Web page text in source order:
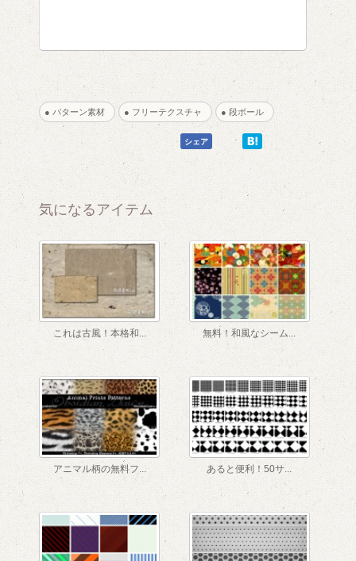
● パターン素材 ● フリーテクスチャ ● 段ボール
シェア
気になるアイテム
これは古風！本格和... 無料！和風なシーム...
アニマル柄の無料フ... あると便利！50サ...